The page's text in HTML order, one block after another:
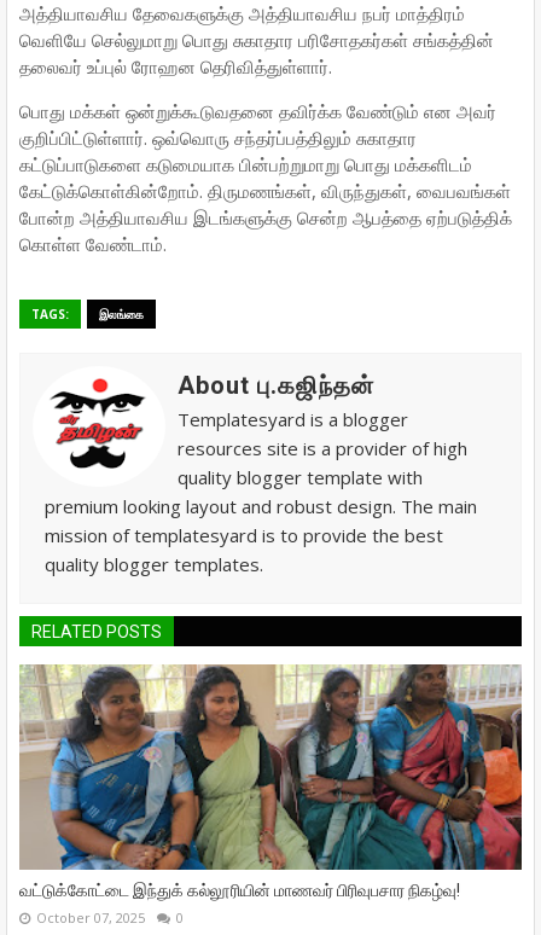
அத்தியாவசிய தேவைகளுக்கு அத்தியாவசிய நபர் மாத்திரம்
வெளியே செல்லுமாறு பொது சுகாதார பரிசோதகர்கள் சங்கத்தின்
தலைவர் உப்புல் ரோஹன தெரிவித்துள்ளார்.
பொது மக்கள் ஒன்றுக்கூடுவதனை தவிர்க்க வேண்டும் என அவர்
குறிப்பிட்டுள்ளார். ஒவ்வொரு சந்தர்ப்பத்திலும் சுகாதார
கட்டுப்பாடுகளை கடுமையாக பின்பற்றுமாறு பொது மக்களிடம்
கேட்டுக்கொள்கின்றோம். திருமணங்கள், விருந்துகள், வைபவங்கள்
போன்ற அத்தியாவசிய இடங்களுக்கு சென்ற ஆபத்தை ஏற்படுத்திக்
கொள்ள வேண்டாம்.
TAGS: இலங்கை
About பு.கஜிந்தன்
Templatesyard is a blogger
resources site is a provider of high
quality blogger template with
premium looking layout and robust design. The main
mission of templatesyard is to provide the best
quality blogger templates.
RELATED POSTS
வட்டுக்கோட்டை இந்துக் கல்லூரியின் மாணவர் பிரிவுபசார நிகழ்வு!
October 07, 2025 0